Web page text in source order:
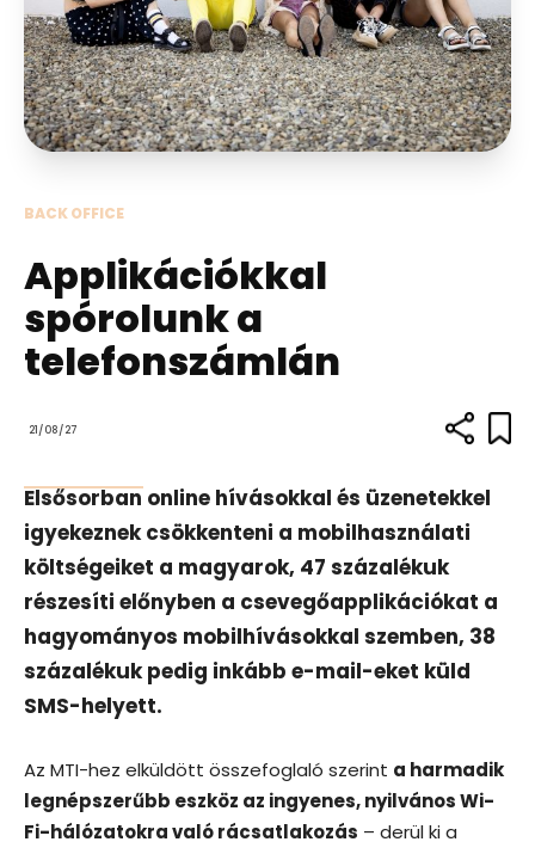
BACK OFFICE
Applikációkkal
spórolunk a
telefonszámlán
21/08/27
Elsősorban online hívásokkal és üzenetekkel
igyekeznek csökkenteni a mobilhasználati
költségeiket a magyarok, 47 százalékuk
részesíti előnyben a csevegőapplikációkat a
hagyományos mobilhívásokkal szemben, 38
százalékuk pedig inkább e-mail-eket küld
SMS-helyett.
Az MTI-hez elküldött összefoglaló szerint a harmadik
legnépszerűbb eszköz az ingyenes, nyilvános Wi-
Fi-hálózatokra való rácsatlakozás – derül ki a